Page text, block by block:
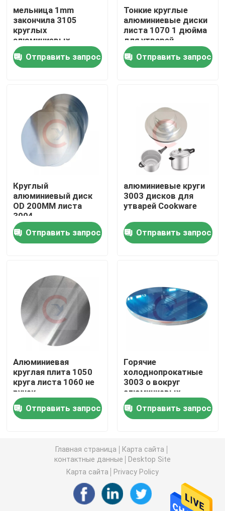
Товары
Видео
Тур по фабрике
Контроль качества
Свяжитесь с нами
Сделать запрос
алюминиевая катушка листа
Алюминиевая круглая труба
Алюминиевый круглый бар
Лист углерода стальной
Алюминиевая квадратная трубка
круглый алюминиевый лист
Алюминиевая трубка катушки
мельница 1mm
закончила 3105
круглых
алюминиевых
дисков OD 120mm
листа больших
алюминиевых
Отправить запрос
Тонкие круглые
алюминиевые диски
листа 1070 1 дюйма
для утварей
Cookware
Отправить запрос
Круглый
алюминиевый диск
OD 200MM листа
3004
Отправить запрос
алюминиевые круги
3003 дисков для
утварей Cookware
Отправить запрос
Алюминиевая
круглая плита 1050
круга листа 1060 не
ручек
Отправить запрос
Горячие
холоднопрокатные
3003 o вокруг
алюминиевых
дисков диск 12
дюймов
алюминиевый
Отправить запрос
Главная страница
Карта сайта
контактные данные
Desktop Site
Карта сайта
Privacy Policy